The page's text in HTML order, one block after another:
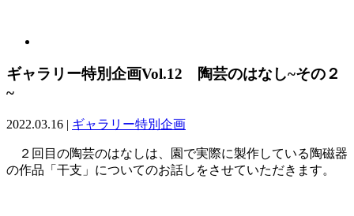
ギャラリー特別企画Vol.12 陶芸のはなし~その２
~
2022.03.16 | ギャラリー特別企画
２回目の陶芸のはなしは、園で実際に製作している陶磁器
の作品「干支」についてのお話しをさせていただきます。